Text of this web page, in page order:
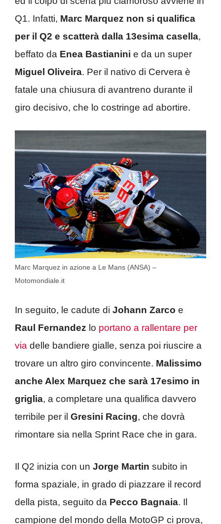
Q1. Infatti, Marc Marquez non si qualifica
per il Q2 e scatterà dalla 13esima casella,
beffato da Enea Bastianini e da un super
Miguel Oliveira. Per il nativo di Cervera è
fatale una chiusura di avantreno durante il
giro decisivo, che lo costringe ad abortire.
Marc Marquez in azione a Le Mans (ANSA) –
Motomondiale.it
In seguito, le cadute di Johann Zarco e
Raul Fernandez lo portano a rallentare per
via delle bandiere gialle, senza poi riuscire a
trovare un altro giro convincente. Malissimo
anche Alex Marquez che sarà 17esimo in
griglia, a completare una qualifica davvero
terribile per il Gresini Racing, che dovrà
rimontare sia nella Sprint Race che in gara.
Il Q2 inizia con un Jorge Martin subito in
forma spaziale, in grado di piazzare il record
della pista, seguito da Pecco Bagnaia. Il
campione del mondo della MotoGP ci prova,